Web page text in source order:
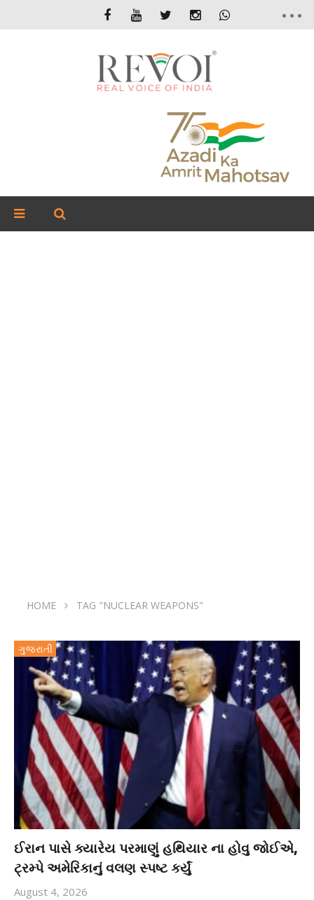
HOME TAG "NUCLEAR WEAPONS"
ગુજરાતી
ઈરાન પાસે ક્યારેય પરમાણું હથિયાર ના હોવુ જોઈએ,
ટ્રમ્પે અમેરિકાનું વલણ સ્પષ્ટ કર્યું
August 4, 2026